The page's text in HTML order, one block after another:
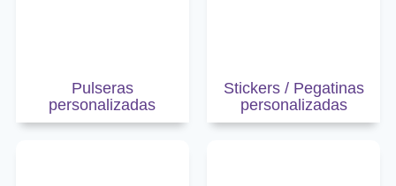
Pulseras
personalizadas
Stickers / Pegatinas
personalizadas